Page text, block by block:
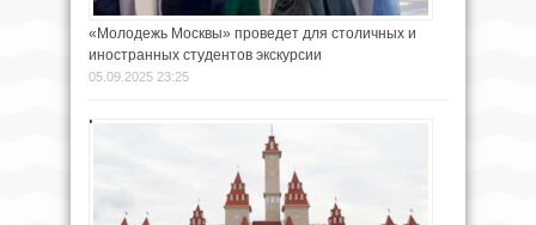
«Молодежь Москвы» проведет для столичных и
иностранных студентов экскурсии
05.09.2025 23:25